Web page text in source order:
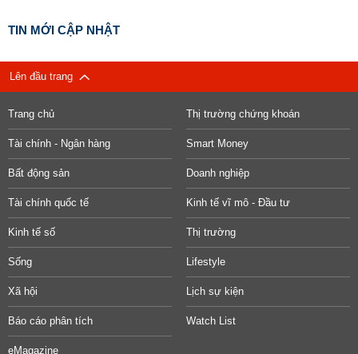
TIN MỚI CẬP NHẬT
Lên đầu trang
Trang chủ Thị trường chứng khoán
Tài chính - Ngân hàng Smart Money
Bất động sản Doanh nghiệp
Tài chính quốc tế Kinh tế vĩ mô - Đầu tư
Kinh tế số Thị trường
Sống Lifestyle
Xã hội Lịch sự kiện
Báo cáo phân tích Watch List
eMagazine